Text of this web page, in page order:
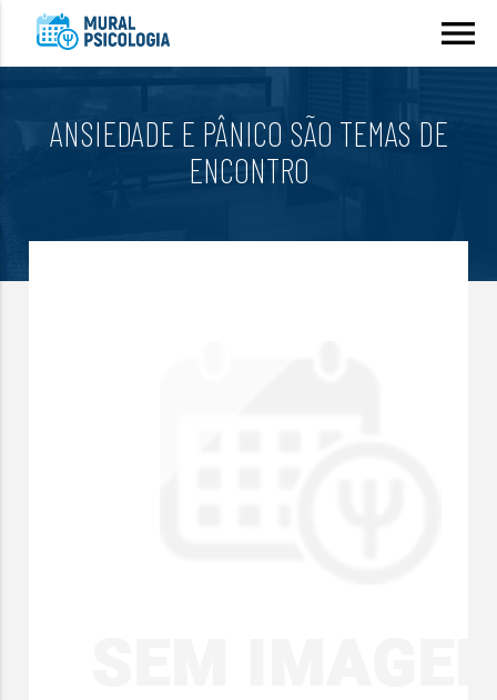
menu
ANSIEDADE E PÂNICO SÃO TEMAS DE
ENCONTRO